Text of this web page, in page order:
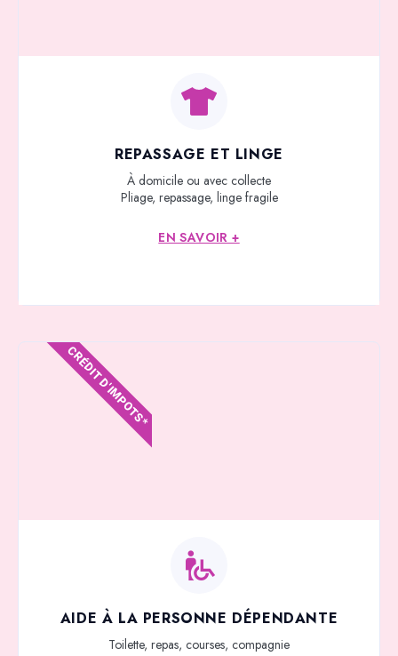
REPASSAGE ET LINGE
À domicile ou avec collecte
Pliage, repassage, linge fragile
EN SAVOIR +
AIDE À LA PERSONNE DÉPENDANTE
Toilette, repas, courses, compagnie
CRÉDIT D'IMPOTS*